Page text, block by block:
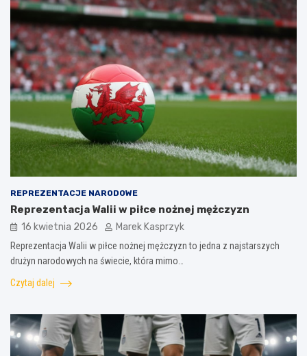
REPREZENTACJE NARODOWE
Reprezentacja Walii w piłce nożnej mężczyzn
16 kwietnia 2026 Marek Kasprzyk
Reprezentacja Walii w piłce nożnej mężczyzn to jedna z najstarszych
drużyn narodowych na świecie, która mimo…
Czytaj dalej